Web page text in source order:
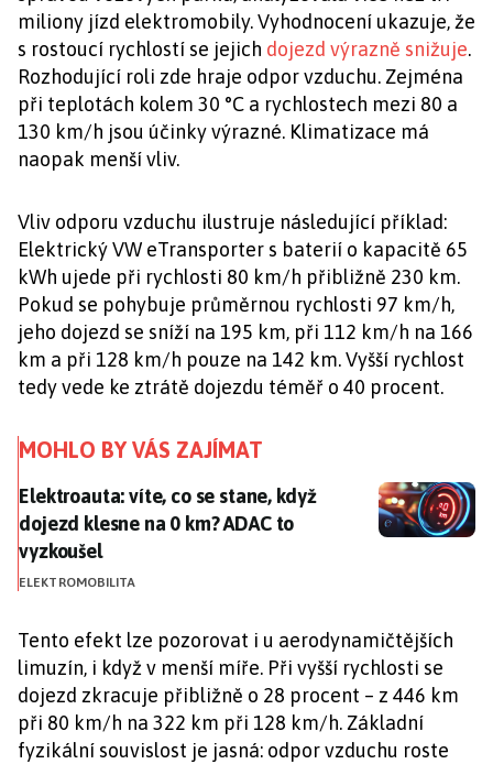
miliony jízd elektromobily. Vyhodnocení ukazuje, že
s rostoucí rychlostí se jejich dojezd výrazně snižuje.
Rozhodující roli zde hraje odpor vzduchu. Zejména
při teplotách kolem 30 °C a rychlostech mezi 80 a
130 km/h jsou účinky výrazné. Klimatizace má
naopak menší vliv.
Vliv odporu vzduchu ilustruje následující příklad:
Elektrický VW eTransporter s baterií o kapacitě 65
kWh ujede při rychlosti 80 km/h přibližně 230 km.
Pokud se pohybuje průměrnou rychlosti 97 km/h,
jeho dojezd se sníží na 195 km, při 112 km/h na 166
km a při 128 km/h pouze na 142 km. Vyšší rychlost
tedy vede ke ztrátě dojezdu téměř o 40 procent.
MOHLO BY VÁS ZAJÍMAT
Elektroauta: víte, co se stane, když dojezd klesne na
Elektroauta: víte, co se stane, když
dojezd klesne na 0 km? ADAC to
vyzkoušel
ELEKTROMOBILITA
Tento efekt lze pozorovat i u aerodynamičtějších
limuzín, i když v menší míře. Při vyšší rychlosti se
dojezd zkracuje přibližně o 28 procent – z 446 km
při 80 km/h na 322 km při 128 km/h. Základní
fyzikální souvislost je jasná: odpor vzduchu roste